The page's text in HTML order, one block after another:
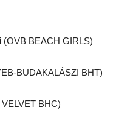
(OVB BEACH GIRLS)
BUDAKALÁSZI BHT)
BHC)